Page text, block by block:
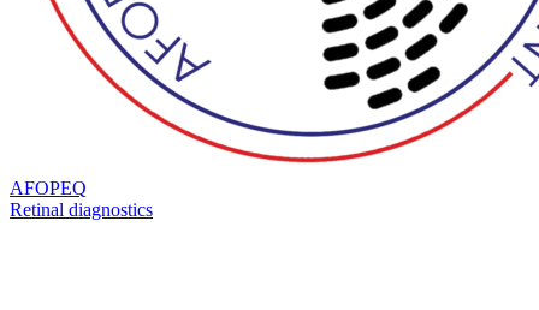
AFOPEQ
Retinal diagnostics